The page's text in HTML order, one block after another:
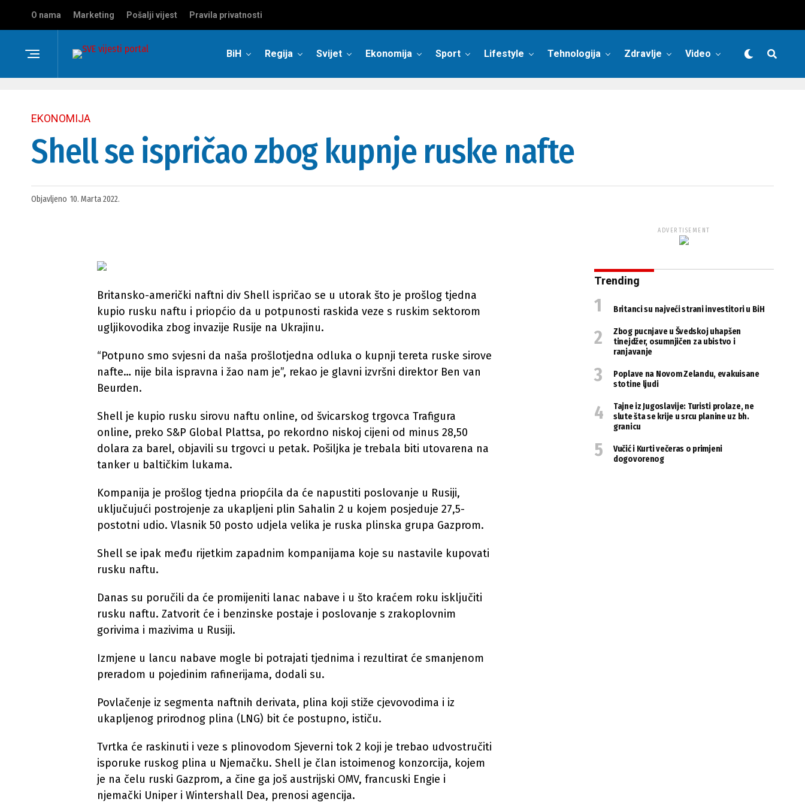
O nama Marketing Pošalji vijest Pravila privatnosti
BiH Regija Svijet Ekonomija Sport Lifestyle Tehnologija Zdravlje Video
EKONOMIJA
Shell se ispričao zbog kupnje ruske nafte
Objavljeno 10. Marta 2022.
Britansko-američki naftni div Shell ispričao se u utorak što je prošlog tjedna
kupio rusku naftu i priopćio da u potpunosti raskida veze s ruskim sektorom
ugljikovodika zbog invazije Rusije na Ukrajinu.
“Potpuno smo svjesni da naša prošlotjedna odluka o kupnji tereta ruske sirove
nafte… nije bila ispravna i žao nam je”, rekao je glavni izvršni direktor Ben van
Beurden.
Shell je kupio rusku sirovu naftu online, od švicarskog trgovca Trafigura
online, preko S&P Global Plattsa, po rekordno niskoj cijeni od minus 28,50
dolara za barel, objavili su trgovci u petak. Pošiljka je trebala biti utovarena na
tanker u baltičkim lukama.
Kompanija je prošlog tjedna priopćila da će napustiti poslovanje u Rusiji,
uključujući postrojenje za ukapljeni plin Sahalin 2 u kojem posjeduje 27,5-
postotni udio. Vlasnik 50 posto udjela velika je ruska plinska grupa Gazprom.
Shell se ipak među rijetkim zapadnim kompanijama koje su nastavile kupovati
rusku naftu.
Danas su poručili da će promijeniti lanac nabave i u što kraćem roku isključiti
rusku naftu. Zatvorit će i benzinske postaje i poslovanje s zrakoplovnim
gorivima i mazivima u Rusiji.
Izmjene u lancu nabave mogle bi potrajati tjednima i rezultirat će smanjenom
preradom u pojedinim rafinerijama, dodali su.
Povlačenje iz segmenta naftnih derivata, plina koji stiže cjevovodima i iz
ukapljenog prirodnog plina (LNG) bit će postupno, ističu.
Tvrtka će raskinuti i veze s plinovodom Sjeverni tok 2 koji je trebao udvostručiti
isporuke ruskog plina u Njemačku. Shell je član istoimenog konzorcija, kojem
je na čelu ruski Gazprom, a čine ga još austrijski OMV, francuski Engie i
njemački Uniper i Wintershall Dea, prenosi agencija.
ADVERTISEMENT
Trending
Britanci su najveći strani investitori u BiH
Zbog pucnjave u Švedskoj uhapšen
tinejdžer, osumnjičen za ubistvo i
ranjavanje
Poplave na Novom Zelandu, evakuisane
stotine ljudi
Tajne iz Jugoslavije: Turisti prolaze, ne
slute šta se krije u srcu planine uz bh.
granicu
Vučić i Kurti večeras o primjeni
dogovorenog